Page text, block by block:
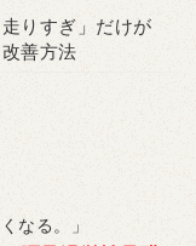
りすぎ」だけが
善方法
なる。」